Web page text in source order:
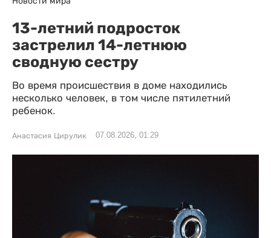
13-летний подросток
застрелил 14-летнюю
сводную сестру
Во время происшествия в доме находились
несколько человек, в том числе пятилетний
ребенок.
Анастасия Цирулик 07.08.2026, 01:29